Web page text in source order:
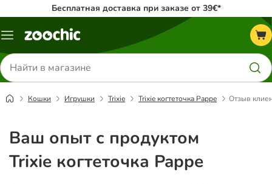
Бесплатная доставка при заказе от 39€*
Каталог
Поиск
товаров
Кошки Игрушки Trixie Trixie когтеточка Pappe Отзыв
Ваш опыт с продуктом
Trixie когтеточка Pappe